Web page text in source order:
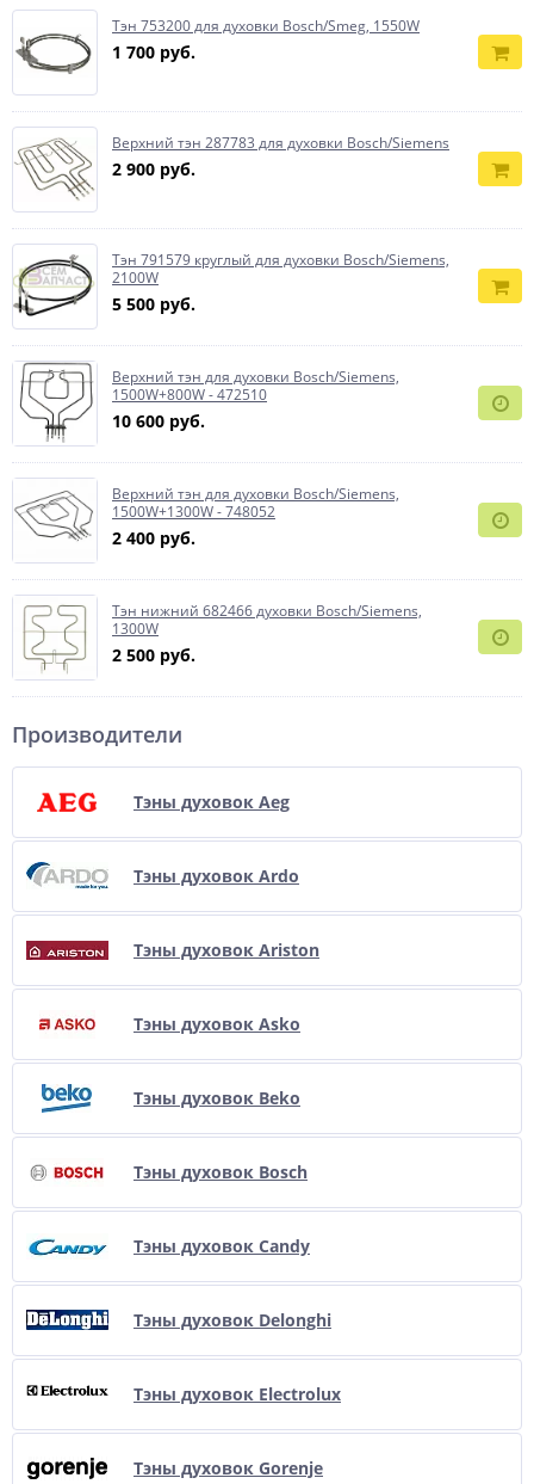
Тэн 753200 для духовки Bosch/Smeg, 1550W
1 700 руб.
Верхний тэн 287783 для духовки Bosch/Siemens
2 900 руб.
Тэн 791579 круглый для духовки Bosch/Siemens,
2100W
5 500 руб.
Верхний тэн для духовки Bosch/Siemens,
1500W+800W - 472510
10 600 руб.
Верхний тэн для духовки Bosch/Siemens,
1500W+1300W - 748052
2 400 руб.
Тэн нижний 682466 духовки Bosch/Siemens,
1300W
2 500 руб.
Производители
Тэны духовок Aeg
Тэны духовок Ardo
Тэны духовок Ariston
Тэны духовок Asko
Тэны духовок Beko
Тэны духовок Bosch
Тэны духовок Candy
Тэны духовок Delonghi
Тэны духовок Electrolux
Тэны духовок Gorenje